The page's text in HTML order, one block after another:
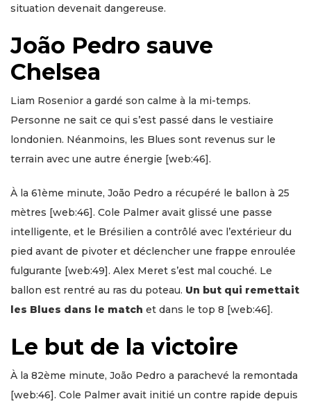
situation devenait dangereuse.
João Pedro sauve
Chelsea
Liam Rosenior a gardé son calme à la mi-temps.
Personne ne sait ce qui s’est passé dans le vestiaire
londonien. Néanmoins, les Blues sont revenus sur le
terrain avec une autre énergie [web:46].
À la 61ème minute, João Pedro a récupéré le ballon à 25
mètres [web:46]. Cole Palmer avait glissé une passe
intelligente, et le Brésilien a contrôlé avec l’extérieur du
pied avant de pivoter et déclencher une frappe enroulée
fulgurante [web:49]. Alex Meret s’est mal couché. Le
ballon est rentré au ras du poteau. Un but qui remettait
les Blues dans le match et dans le top 8 [web:46].
Le but de la victoire
À la 82ème minute, João Pedro a parachevé la remontada
[web:46]. Cole Palmer avait initié un contre rapide depuis